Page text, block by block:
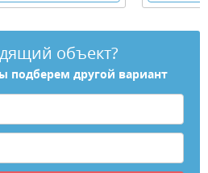
объект?
подберем другой вариант